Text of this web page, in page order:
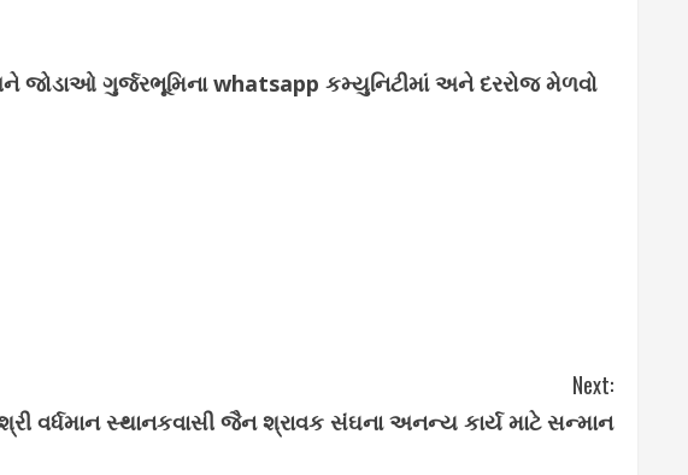
જોડાઓ ગુર્જરભૂમિના whatsapp કમ્યુનિટીમાં અને દરરોજ મેળવો
Next:
વર્ધમાન સ્થાનકવાસી જૈન શ્રાવક સંઘના અનન્ય કાર્ય માટે સન્માન